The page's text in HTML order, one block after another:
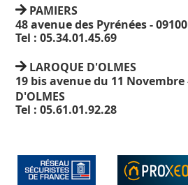
PAMIERS
48 avenue des Pyrénées - 09100
Tel : 05.34.01.45.69
LAROQUE D'OLMES
19 bis avenue du 11 Novembre
D'OLMES
Tel : 05.61.01.92.28